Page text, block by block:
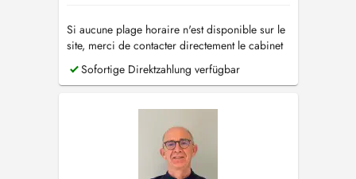
Si aucune plage horaire n'est disponible sur le
site, merci de contacter directement le cabinet
par téléphone au (+352) 26.74.57.80 . PID
disponible
Sofortige Direktzahlung verfügbar